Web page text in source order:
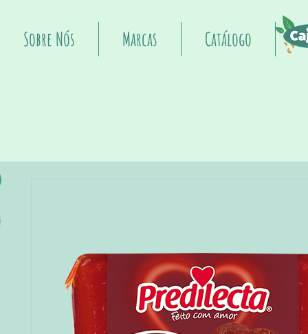
Sobre Nós Marcas Catálogo